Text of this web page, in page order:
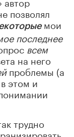
позволял
мои
последнее
всем
на него
проблемы (а
этом и
трудно